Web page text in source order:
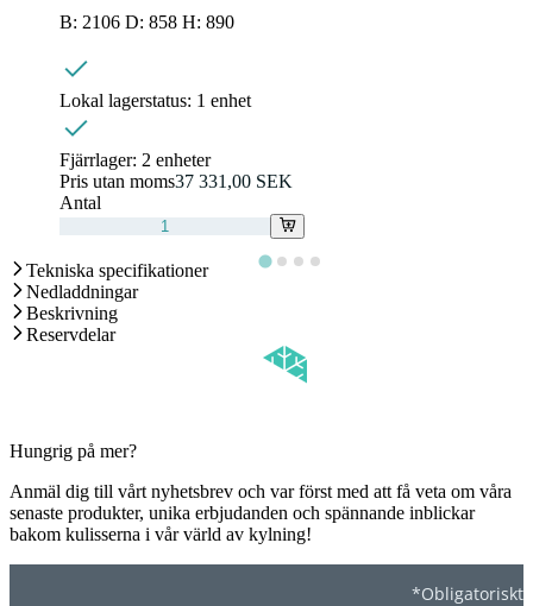
B: 2106 D: 858 H: 890
Lokal lagerstatus: 1 enhet
Fjärrlager: 2 enheter
Pris utan moms37 331,00 SEK
Antal
Tekniska specifikationer
Nedladdningar
Beskrivning
Reservdelar
Hungrig på mer?
Anmäl dig till vårt nyhetsbrev och var först med att få veta om våra
senaste produkter, unika erbjudanden och spännande inblickar
bakom kulisserna i vår värld av kylning!
*Obligatoriskt